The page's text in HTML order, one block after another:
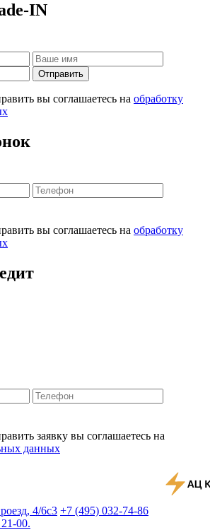
IN
Отправить
вы соглашаетесь на обработку
вы соглашаетесь на обработку
заявку вы соглашаетесь на
данных
4/6с3 +7 (495) 032-74-86
00.